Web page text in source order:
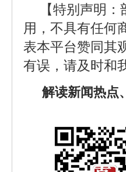
【特别声明
用，不具有任何
表本平台赞同其
有误，请及时和
解读新闻热点